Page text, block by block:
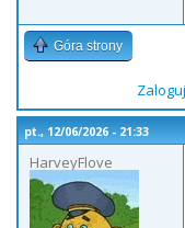
Góra strony
pt., 12/06/2026 - 21:33
HarveyFlove